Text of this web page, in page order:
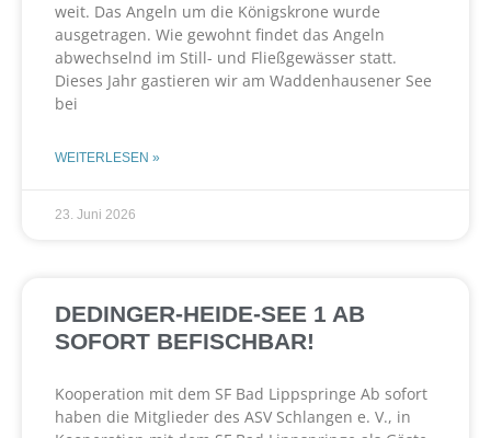
weit. Das Angeln um die Königskrone wurde
ausgetragen. Wie gewohnt findet das Angeln
abwechselnd im Still- und Fließgewässer statt.
Dieses Jahr gastieren wir am Waddenhausener See
bei
WEITERLESEN »
23. Juni 2026
DEDINGER-HEIDE-SEE 1 AB
SOFORT BEFISCHBAR!
Kooperation mit dem SF Bad Lippspringe Ab sofort
haben die Mitglieder des ASV Schlangen e. V., in